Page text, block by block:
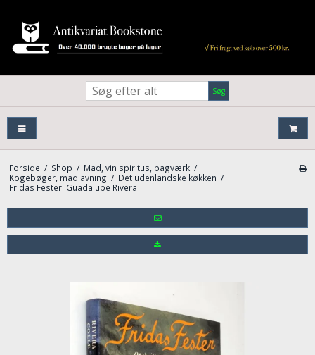
Søg
Forside / Shop / Mad, vin spiritus, bagværk /
Kogebøger, madlavning / Det udenlandske køkken /
Fridas Fester: Guadalupe Rivera